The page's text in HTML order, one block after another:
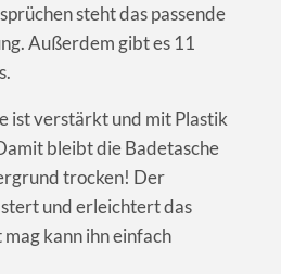
steht das passende
Außerdem gibt es 11
ist verstärkt und mit Plastik
bleibt die Badetasche
trocken! Der
und erleichtert das
kann ihn einfach